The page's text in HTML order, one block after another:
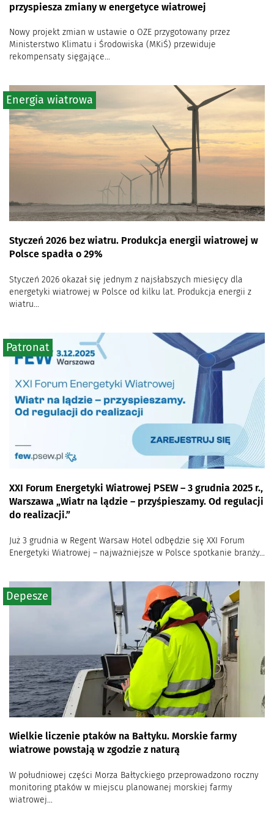
przyspiesza zmiany w energetyce wiatrowej
Nowy projekt zmian w ustawie o OZE przygotowany przez
Ministerstwo Klimatu i Środowiska (MKiŚ) przewiduje
rekompensaty sięgające...
Styczeń 2026 bez wiatru. Produkcja energii wiatrowej w
Polsce spadła o 29%
Styczeń 2026 okazał się jednym z najsłabszych miesięcy dla
energetyki wiatrowej w Polsce od kilku lat. Produkcja energii z
wiatru...
Energia wiatrowa
XXI Forum Energetyki Wiatrowej PSEW – 3 grudnia 2025 r.,
Warszawa „Wiatr na lądzie – przyśpieszamy. Od regulacji
do realizacji.”
Już 3 grudnia w Regent Warsaw Hotel odbędzie się XXI Forum
Energetyki Wiatrowej – najważniejsze w Polsce spotkanie branży...
Patronat
Wielkie liczenie ptaków na Bałtyku. Morskie farmy
wiatrowe powstają w zgodzie z naturą
W południowej części Morza Bałtyckiego przeprowadzono roczny
monitoring ptaków w miejscu planowanej morskiej farmy
wiatrowej...
Depesze